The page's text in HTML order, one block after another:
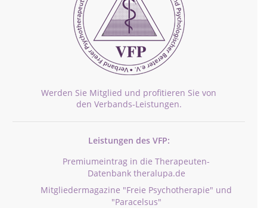
Werden Sie Mitglied und profitieren Sie von
den Verbands-Leistungen.
Leistungen des VFP:
Premiumeintrag in die Therapeuten-
Datenbank theralupa.de
Mitgliedermagazine "Freie Psychotherapie" und
"Paracelsus"